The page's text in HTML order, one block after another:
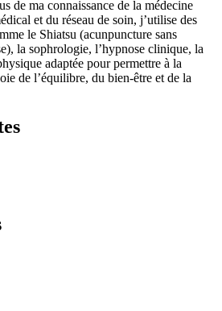
de ma connaissance de la médecine
et du réseau de soin, j’utilise des
le Shiatsu (acunpuncture sans
la sophrologie, l’hypnose clinique, la
adaptée pour permettre à la
de l’équilibre, du bien-être et de la